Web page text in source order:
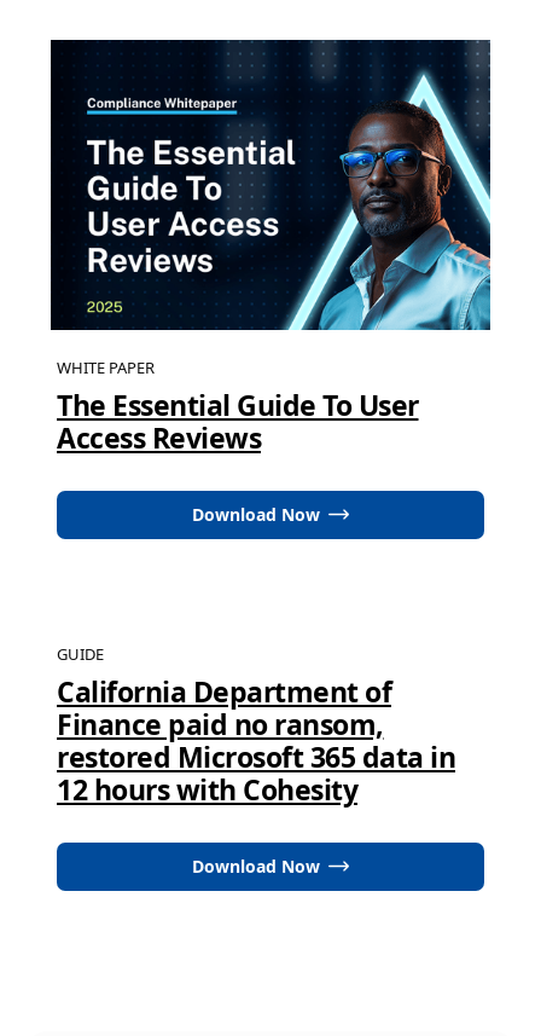
WHITE PAPER
The Essential Guide To User
Access Reviews
Download Now
GUIDE
California Department of
Finance paid no ransom,
restored Microsoft 365 data in
12 hours with Cohesity
Download Now